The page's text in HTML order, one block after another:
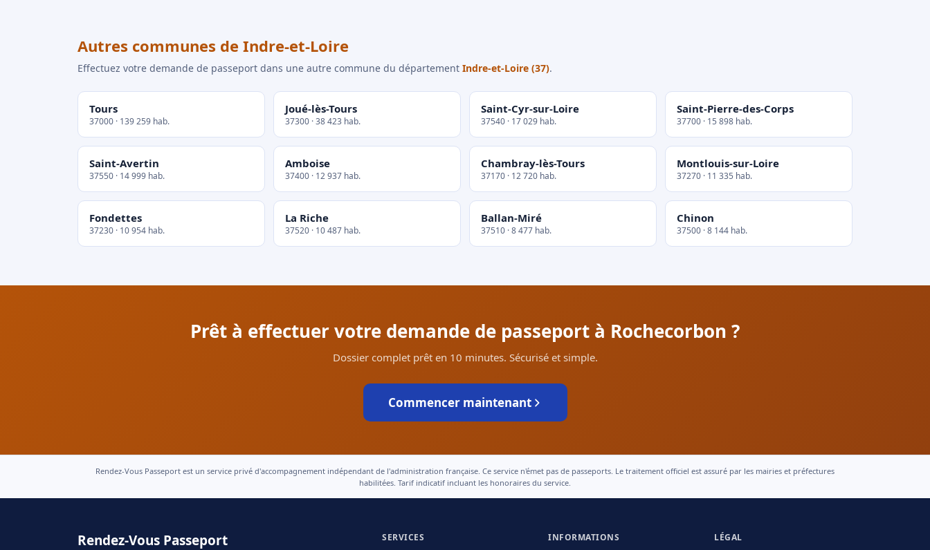
Autres communes de Indre-et-Loire
Effectuez votre demande de passeport dans une autre commune du département Indre-et-Loire (37).
Tours
37000 · 139 259 hab.
Joué-lès-Tours
37300 · 38 423 hab.
Saint-Cyr-sur-Loire
37540 · 17 029 hab.
Saint-Pierre-des-Corps
37700 · 15 898 hab.
Saint-Avertin
37550 · 14 999 hab.
Amboise
37400 · 12 937 hab.
Chambray-lès-Tours
37170 · 12 720 hab.
Montlouis-sur-Loire
37270 · 11 335 hab.
Fondettes
37230 · 10 954 hab.
La Riche
37520 · 10 487 hab.
Ballan-Miré
37510 · 8 477 hab.
Chinon
37500 · 8 144 hab.
Prêt à effectuer votre demande de passeport à Rochecorbon ?
Dossier complet prêt en 10 minutes. Sécurisé et simple.
Commencer maintenant
Rendez-Vous Passeport est un service privé d'accompagnement indépendant de l'administration française. Ce service n'émet pas de passeports. Le traitement officiel est assuré par les mairies et préfectures
habilitées. Tarif indicatif incluant les honoraires du service.
Rendez-Vous Passeport SERVICES INFORMATIONS LÉGAL